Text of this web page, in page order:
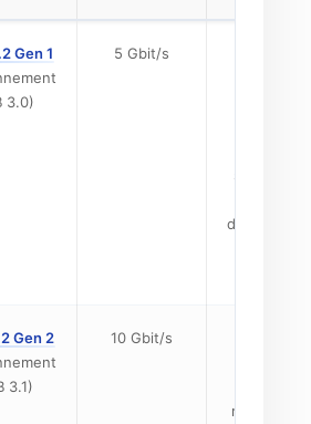
Gen 1
3.0)
5 Gbit/s
de
Gen 2
3.1)
10 Gbit/s
résolution,